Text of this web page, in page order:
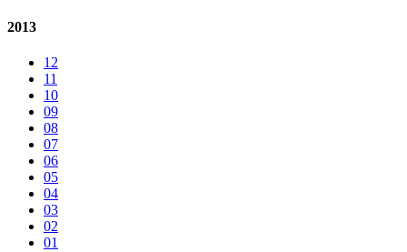
2013
12
11
10
09
08
07
06
05
04
03
02
01